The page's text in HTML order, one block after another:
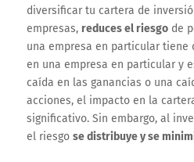
diversificar tu cartera de
empresas, reduces el riesgode
una empresa en particular tiene
en una empresa en particular y
caída en las ganancias o una
acciones, el impacto en la
significativo. Sin embargo, al
el riesgo se distribuye y se